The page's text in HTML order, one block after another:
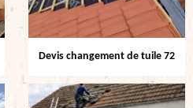
Devis changement de tuile 72